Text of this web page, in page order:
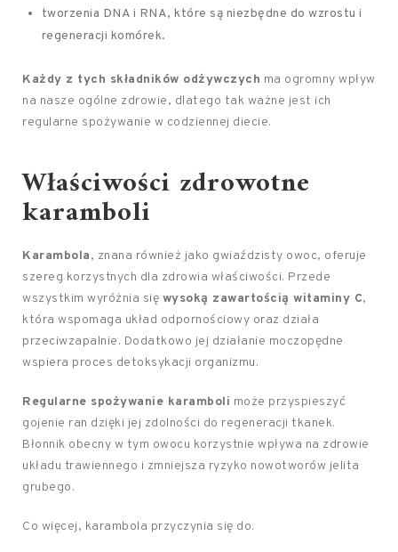
tworzenia DNA i RNA, które są niezbędne do wzrostu i
regeneracji komórek.
Każdy z tych składników odżywczych ma ogromny wpływ
na nasze ogólne zdrowie, dlatego tak ważne jest ich
regularne spożywanie w codziennej diecie.
Właściwości zdrowotne
karamboli
Karambola, znana również jako gwiaździsty owoc, oferuje
szereg korzystnych dla zdrowia właściwości. Przede
wszystkim wyróżnia się wysoką zawartością witaminy C,
która wspomaga układ odpornościowy oraz działa
przeciwzapalnie. Dodatkowo jej działanie moczopędne
wspiera proces detoksykacji organizmu.
Regularne spożywanie karamboli może przyspieszyć
gojenie ran dzięki jej zdolności do regeneracji tkanek.
Błonnik obecny w tym owocu korzystnie wpływa na zdrowie
układu trawiennego i zmniejsza ryzyko nowotworów jelita
grubego.
Co więcej, karambola przyczynia się do: